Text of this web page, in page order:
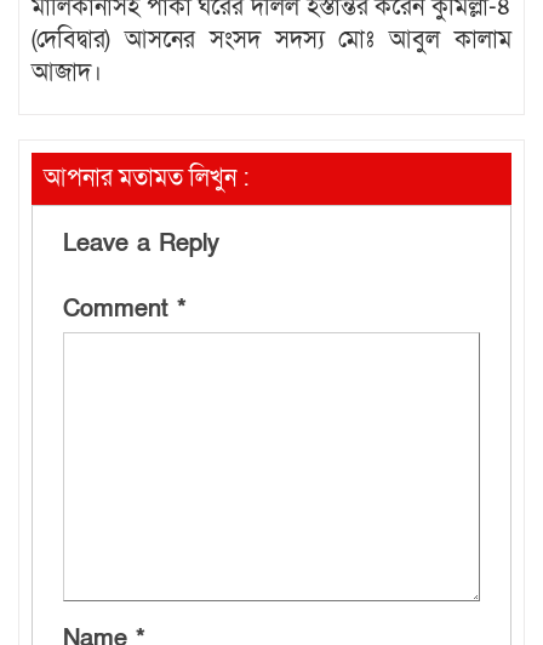
মালিকানাসহ পাকা ঘরের দলিল হস্তান্তর করেন কুমিল্লা-৪
(দেবিদ্বার) আসনের সংসদ সদস্য মোঃ আবুল কালাম
আজাদ।
আপনার মতামত লিখুন :
Leave a Reply
Comment *